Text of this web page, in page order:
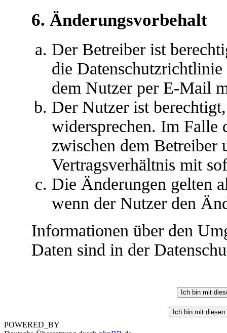
6. Änderungsvorbehalt
Der Betreiber ist
die
dem Nutzer per E-Mail
Der Nutzer ist
widersprechen. Im Falle
zwischen dem Betreiber
Vertragsverhältnis mit
Die Änderungen gelten
wenn der Nutzer den
Informationen über den
Daten sind in der
POWERED_BY